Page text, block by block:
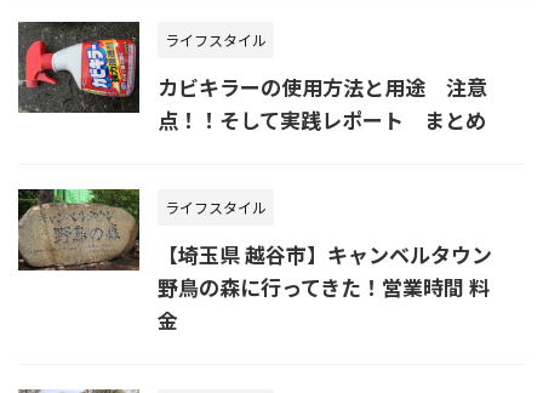
ライフスタイル
カビキラーの使用方法と用途 注意
点！！そして実践レポート まとめ
ライフスタイル
【埼玉県 越谷市】キャンベルタウン
野鳥の森に行ってきた！営業時間 料
金